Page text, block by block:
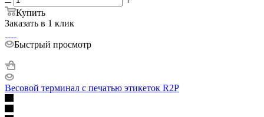
Купить
Заказать в 1 клик
Быстрый просмотр
Весовой терминал с печатью этикеток R2P